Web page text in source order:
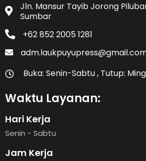
Jln. Mansur Tayib Jorong
Sumbar
+62 852 2005 1281
Buka: Senin-Sabtu , Tutup:
Waktu Layanan:
Hari Kerja
Senin - Sabtu
Jam Kerja